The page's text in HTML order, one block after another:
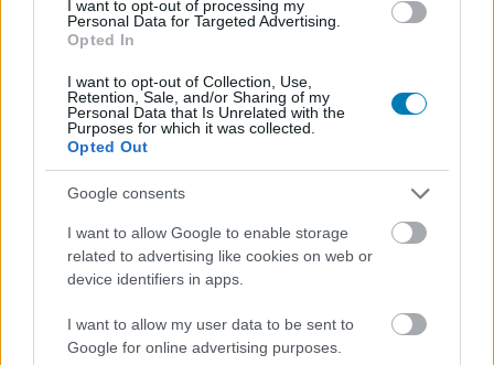
I want to opt-out of processing my
Personal Data for Targeted Advertising.
Opted In
I want to opt-out of Collection, Use,
Retention, Sale, and/or Sharing of my
Personal Data that Is Unrelated with the
Purposes for which it was collected.
Opted Out
Google consents
I want to allow Google to enable storage
related to advertising like cookies on web or
device identifiers in apps.
I want to allow my user data to be sent to
Google for online advertising purposes.
#vaják 4. évad #the witcher #netflix
#lauren
schmidt hissrich